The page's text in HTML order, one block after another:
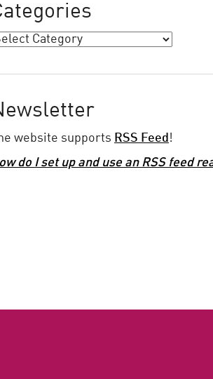
website supports RSS Feed !
do I set up and use an RSS feed